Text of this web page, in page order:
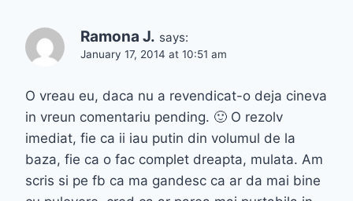
Ramona J. says:
January 17, 2014 at 10:51 am
O vreau eu, daca nu a revendicat-o deja cineva
in vreun comentariu pending. 🙂 O rezolv
imediat, fie ca ii iau putin din volumul de la
baza, fie ca o fac complet dreapta, mulata. Am
scris si pe fb ca ma gandesc ca ar da mai bine